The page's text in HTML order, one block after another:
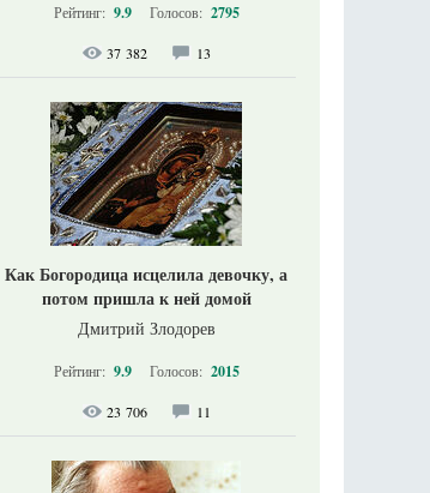
Рейтинг: 9.9 Голосов: 2795
37 382 13
Как Богородица исцелила девочку, а
потом пришла к ней домой
Дмитрий Злодорев
Рейтинг: 9.9 Голосов: 2015
23 706 11